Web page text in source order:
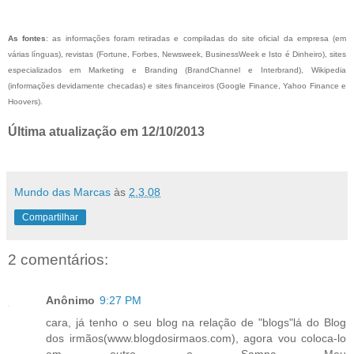
As fontes: as informações foram retiradas e compiladas do site oficial da empresa (em
várias línguas), revistas (Fortune, Forbes, Newsweek, BusinessWeek e Isto é Dinheiro), sites
especializados em Marketing e Branding (BrandChannel e Interbrand), Wikipedia
(informações devidamente checadas) e sites financeiros (Google Finance, Yahoo Finance e
Hoovers).
Última atualização em 12/10/2013
Mundo das Marcas às 2.3.08
Compartilhar
2 comentários:
Anônimo 9:27 PM
cara, já tenho o seu blog na relação de "blogs"lá do Blog
dos irmãos(www.blogdosirmaos.com), agora vou coloca-lo